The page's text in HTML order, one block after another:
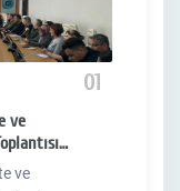
01
ve
ve